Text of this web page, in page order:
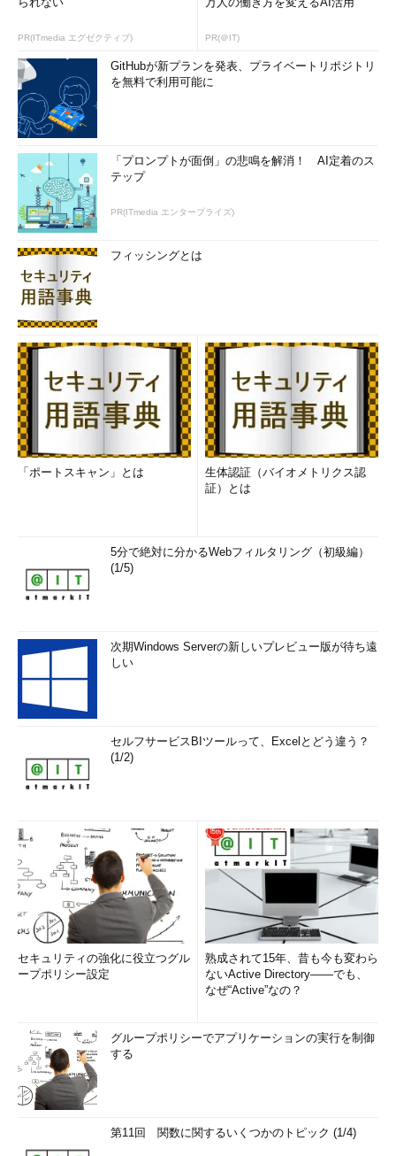
PR(ITmedia エグゼクティブ) PR(＠IT)
GitHubが新プランを発表、プライベートリポジトリ
を無料で利用可能に
「プロンプトが面倒」の悲鳴を解消！ AI定着のス
テップ
PR(ITmedia エンタープライズ)
フィッシングとは
「ポートスキャン」とは
生体認証（バイオメトリクス認
証）とは
5分で絶対に分かるWebフィルタリング（初級編）
(1/5)
次期Windows Serverの新しいプレビュー版が待ち遠
しい
セルフサービスBIツールって、Excelとどう違う？
(1/2)
セキュリティの強化に役立つグル
ープポリシー設定
熟成されて15年、昔も今も変わら
ないActive Directory――でも、
なぜ“Active”なの？
グループポリシーでアプリケーションの実行を制御
する
第11回 関数に関するいくつかのトピック (1/4)